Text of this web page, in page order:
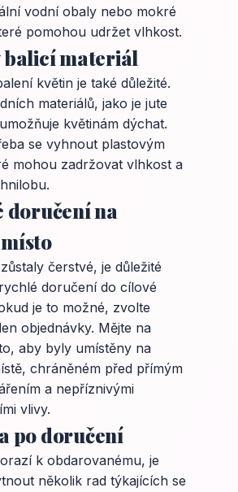
vodní obaly nebo mokré
pomohou udržet vlhkost.
balicí materiál
květin je také důležité.
materiálů, jako je jute
květinám dýchat.
se vyhnout plastovým
mohou zadržovat vlhkost a
doručení na
čerstvé, je důležité
doručení do cílové
je to možné, zvolte
objednávky. Mějte na
aby byly umístěny na
chráněném před přímým
a nepříznivými
vlivy.
po doručení
k obdarovanému, je
několik rad týkajících se